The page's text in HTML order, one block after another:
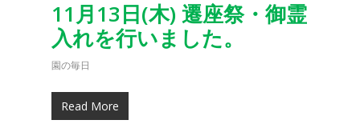
11月13日(木) 遷座祭・御霊
入れを行いました。
園の毎日
Read More